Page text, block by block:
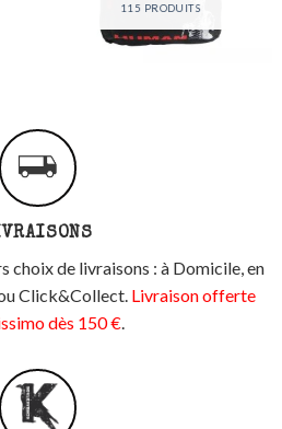
115 PRODUITS
choix de livraisons : à Domicile, en
Click&Collect. Livraison offerte
dès 150 €